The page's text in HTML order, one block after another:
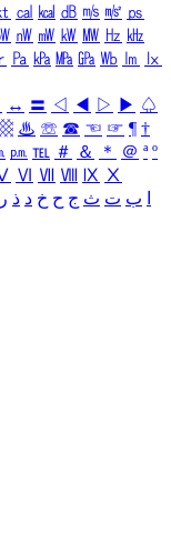
㎈ ㎉ ㏈ ㎧ ㎨ ㎰
㎻ ㎽ ㎾ ㎿ ㎐ ㎑
㎩ ㎪ ㎫ ㎬ ㏝ ㏐
㏓
↔ 〓 ◁ ◀ ▷ ▶ ♤
♨ ☏ ☎ ☜ ☞ ¶ †
㏘ ℡ ＃ ＆ ＊ ＠ ª º
Ⅵ Ⅶ Ⅷ Ⅸ Ⅹ
ب ت ث ج ح خ د ذ ر